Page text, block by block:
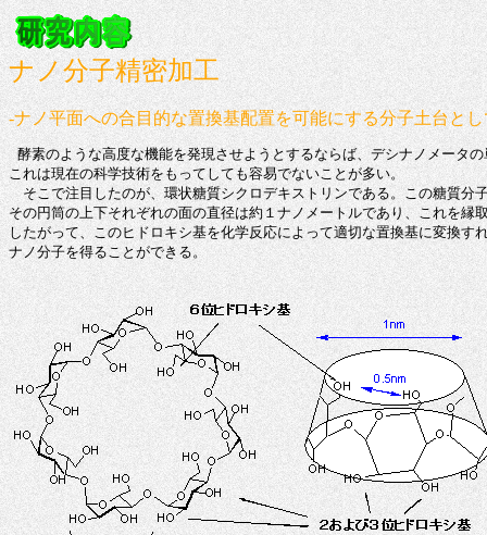
ナノ分子精密加工
-ナノ平面への合目的な置換基配置を可能にする分子土台と
酵素のような高度な機能を発現させようとするならば、デシナノメータ
これは現在の科学技術をもってしても容易でないことが多い。
そこで注目したのが、環状糖質シクロデキストリンである。この糖質分
その円筒の上下それぞれの面の直径は約１ナノメートルであり、これを
したがって、このヒドロキシ基を化学反応によって適切な置換基に変換す
ナノ分子を得ることができる。